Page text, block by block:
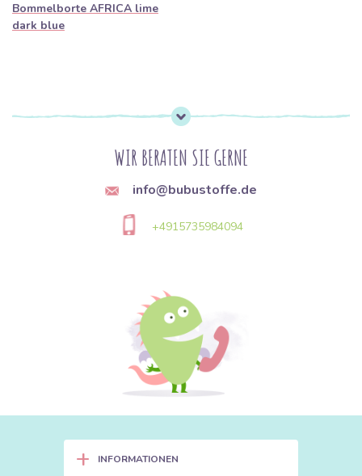
Bommelborte AFRICA lime
dark blue
WIR BERATEN SIE GERNE
info@bubustoffe.de
+4915735984094
+ INFORMATIONEN